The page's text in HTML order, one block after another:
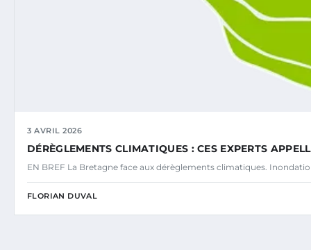
3 AVRIL 2026
DÉRÈGLEMENTS CLIMATIQUES : CES EXPERTS
EN BREF La Bretagne face aux dérèglements climatiques.
FLORIAN DUVAL